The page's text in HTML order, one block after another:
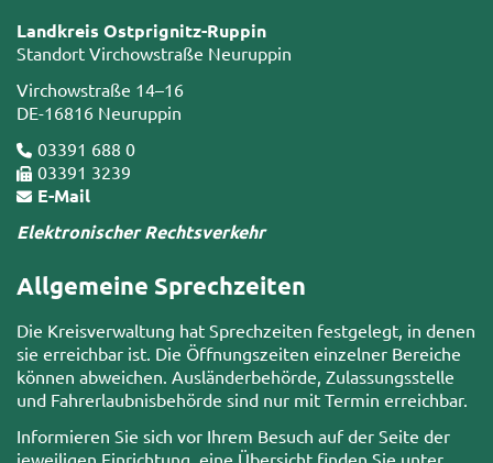
Landkreis Ostprignitz-Ruppin
Standort Virchowstraße Neuruppin
Virchowstraße 14–16
DE-16816 Neuruppin
03391 688 0
03391 3239
E-Mail
Elektronischer Rechtsverkehr
Allgemeine Sprechzeiten
Die Kreisverwaltung hat Sprechzeiten festgelegt, in denen
sie erreichbar ist. Die Öffnungszeiten einzelner Bereiche
können abweichen. Ausländerbehörde, Zulassungsstelle
und Fahrerlaubnisbehörde sind nur mit Termin erreichbar.
Informieren Sie sich vor Ihrem Besuch auf der Seite der